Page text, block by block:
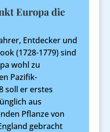
Europa die
Entdecker und
(1728-1779) sind
wohl zu
Pazifik-
soll er erstes
aus
Pflanze von
gebracht